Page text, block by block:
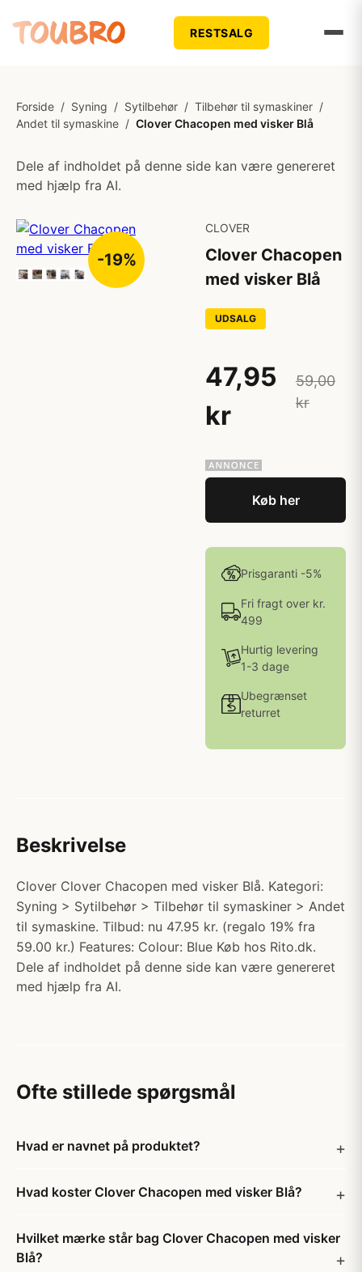
RESTSALG
Forside / Syning / Sytilbehør / Tilbehør til symaskiner /
Andet til symaskine / Clover Chacopen med visker Blå
Dele af indholdet på denne side kan være genereret
med hjælp fra AI.
-19%
CLOVER
Clover Chacopen
med visker Blå
UDSALG
47,95
kr
59,00
kr
Køb her
Prisgaranti -5%
Fri fragt over kr.
499
Hurtig levering
1-3 dage
Ubegrænset
returret
Beskrivelse
Clover Clover Chacopen med visker Blå. Kategori:
Syning > Sytilbehør > Tilbehør til symaskiner > Andet
til symaskine. Tilbud: nu 47.95 kr. (regalo 19% fra
59.00 kr.) Features: Colour: Blue Køb hos Rito.dk.
Dele af indholdet på denne side kan være genereret
med hjælp fra AI.
Ofte stillede spørgsmål
Hvad er navnet på produktet?
Hvad koster Clover Chacopen med visker Blå?
Hvilket mærke står bag Clover Chacopen med visker
Blå?